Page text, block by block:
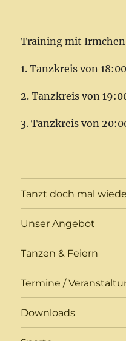
Training mit Irmchen
1. Tanzkreis von
2. Tanzkreis von
3. Tanzkreis von
Tanzt doch mal
Unser Angebot
Tanzen & Feiern
Termine /
Downloads